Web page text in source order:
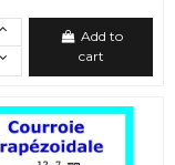
Add to
cart